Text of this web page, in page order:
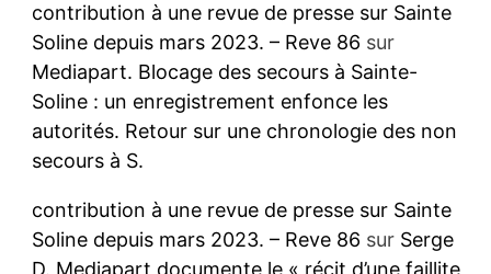
contribution à une revue de presse sur Sainte
Soline depuis mars 2023. – Reve 86 sur
Mediapart. Blocage des secours à Sainte-
Soline : un enregistrement enfonce les
autorités. Retour sur une chronologie des non
secours à S.
contribution à une revue de presse sur Sainte
Soline depuis mars 2023. – Reve 86 sur Serge
D. Mediapart documente le « récit d’une faillite